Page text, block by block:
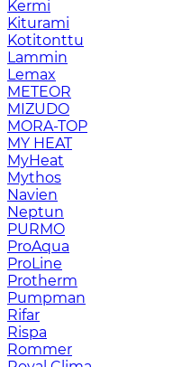
Kermi
Kiturami
Kotitonttu
Lammin
Lemax
METEOR
MIZUDO
MORA-TOP
MY HEAT
MyHeat
Mythos
Navien
Neptun
PURMO
ProAqua
ProLine
Protherm
Pumpman
Rifar
Rispa
Rommer